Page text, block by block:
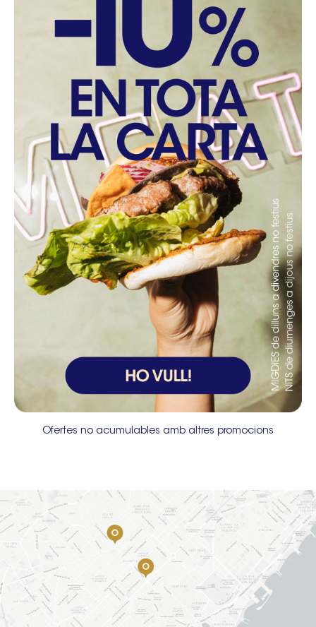
Ofertes no acumulables amb altres promocions